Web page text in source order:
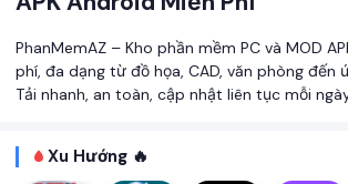
TÌM KIẾM PHỔ BIẾN
PhanMemAZ – Kho phần mềm PC và MOD
phí, đa dạng từ đồ họa, CAD, văn phòng đến
Tải nhanh, an toàn, cập nhật liên tục mỗi
Xu Hướng 🔥